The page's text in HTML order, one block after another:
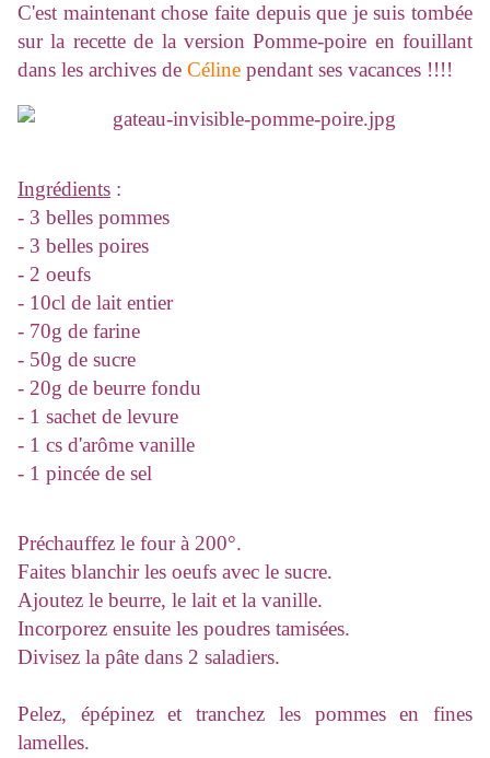
C'est maintenant chose faite depuis que je suis tombée
sur la recette de la version Pomme-poire en fouillant
dans les archives de Céline pendant ses vacances !!!!
Ingrédients :
- 3 belles pommes
- 3 belles poires
- 2 oeufs
- 10cl de lait entier
- 70g de farine
- 50g de sucre
- 20g de beurre fondu
- 1 sachet de levure
- 1 cs d'arôme vanille
- 1 pincée de sel
Préchauffez le four à 200°.
Faites blanchir les oeufs avec le sucre.
Ajoutez le beurre, le lait et la vanille.
Incorporez ensuite les poudres tamisées.
Divisez la pâte dans 2 saladiers.
Pelez, épépinez et tranchez les pommes en fines
lamelles.